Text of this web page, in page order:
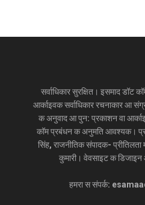
सर्वाधिकार सुरक्षित। इसमाद डॉट
आर्काइवक सर्वाधिकार रचनाकार आ
क अनुवाद आ पुन: प्रकाशन वा
कॉम प्रबंधन क अनुमति आवश्यक।
सिंह, राजनीतिक संपादक-
कुमारी। वेवसाइट क
हमरा स संपर्क: